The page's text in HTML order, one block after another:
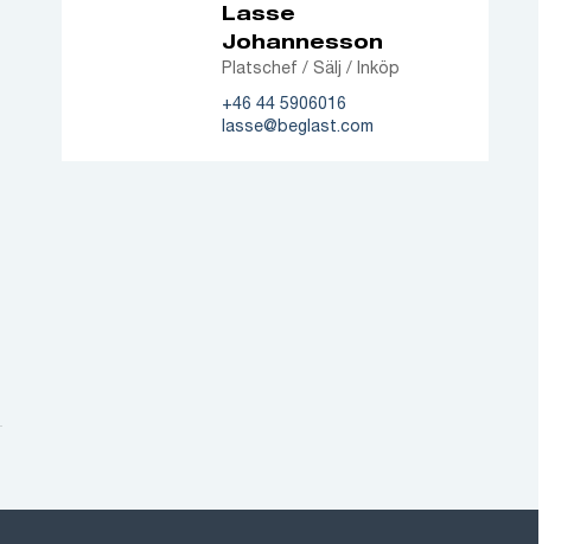
Lasse
Johannesson
Platschef / Sälj / Inköp
+46 44 5906016
lasse@beglast.com